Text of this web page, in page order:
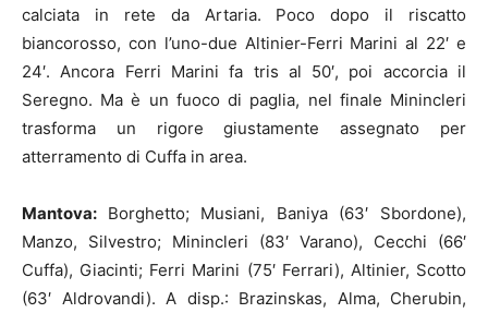
calciata in rete da Artaria. Poco dopo il riscatto
biancorosso, con l’uno-due Altinier-Ferri Marini al 22′ e
24′. Ancora Ferri Marini fa tris al 50′, poi accorcia il
Seregno. Ma è un fuoco di paglia, nel finale Minincleri
trasforma un rigore giustamente assegnato per
atterramento di Cuffa in area.
Mantova: Borghetto; Musiani, Baniya (63′ Sbordone),
Manzo, Silvestro; Minincleri (83′ Varano), Cecchi (66′
Cuffa), Giacinti; Ferri Marini (75′ Ferrari), Altinier, Scotto
(63′ Aldrovandi). A disp.: Brazinskas, Alma, Cherubin,